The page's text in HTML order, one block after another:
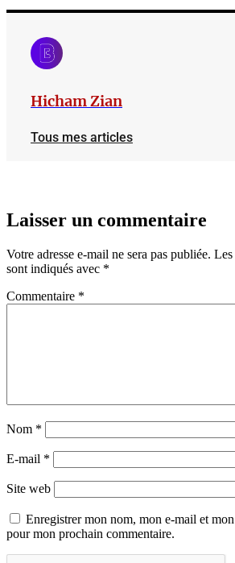
Hicham Zian
Tous mes articles
Laisser un commentaire
Votre adresse e-mail ne sera pas publiée. Les
sont indiqués avec *
Commentaire *
Nom *
E-mail *
Site web
Enregistrer mon nom, mon e-mail et
pour mon prochain commentaire.